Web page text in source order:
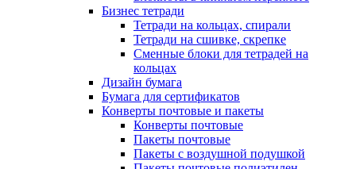
Бизнес тетради
Тетради на кольцах, спирали
Тетради на сшивке, скрепке
Сменные блоки для тетрадей на
кольцах
Дизайн бумага
Бумага для сертификатов
Конверты почтовые и пакеты
Конверты почтовые
Пакеты почтовые
Пакеты с воздушной подушкой